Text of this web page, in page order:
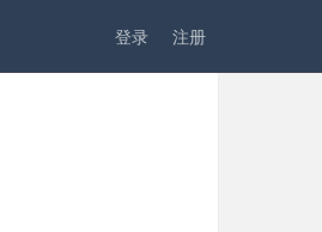
登录 注册